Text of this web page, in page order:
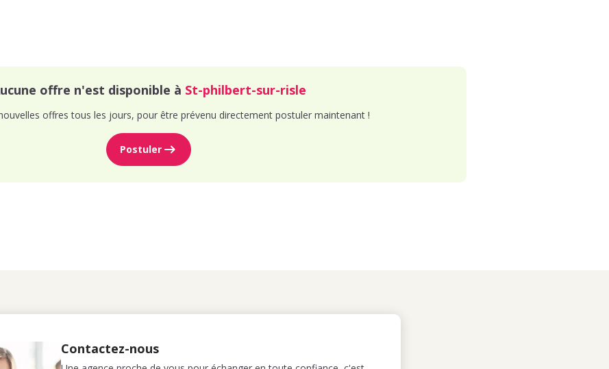
offre n'est disponible à St-philbert-sur-risle
offres tous les jours, pour être prévenu directement postuler maintenant !
Postuler
Contactez-nous